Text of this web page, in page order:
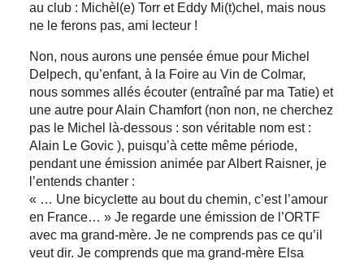
au club : Michèl(e) Torr et Eddy Mi(t)chel, mais nous
ne le ferons pas, ami lecteur !
Non, nous aurons une pensée émue pour Michel
Delpech, qu’enfant, à la Foire au Vin de Colmar,
nous sommes allés écouter (entraîné par ma Tatie) et
une autre pour Alain Chamfort (non non, ne cherchez
pas le Michel là-dessous : son véritable nom est :
Alain Le Govic ), puisqu’à cette même période,
pendant une émission animée par Albert Raisner, je
l’entends chanter :
« … Une bicyclette au bout du chemin, c’est l’amour
en France… » Je regarde une émission de l’ORTF
avec ma grand-mère. Je ne comprends pas ce qu’il
veut dir. Je comprends que ma grand-mère Elsa